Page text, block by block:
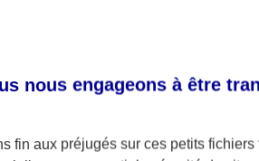
contrat que vous souhaitez
nous engageons à être
fin aux préjugés sur ces petits